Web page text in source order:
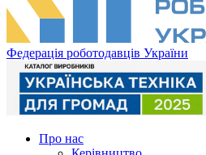
Федерація роботодавців України
Про нас